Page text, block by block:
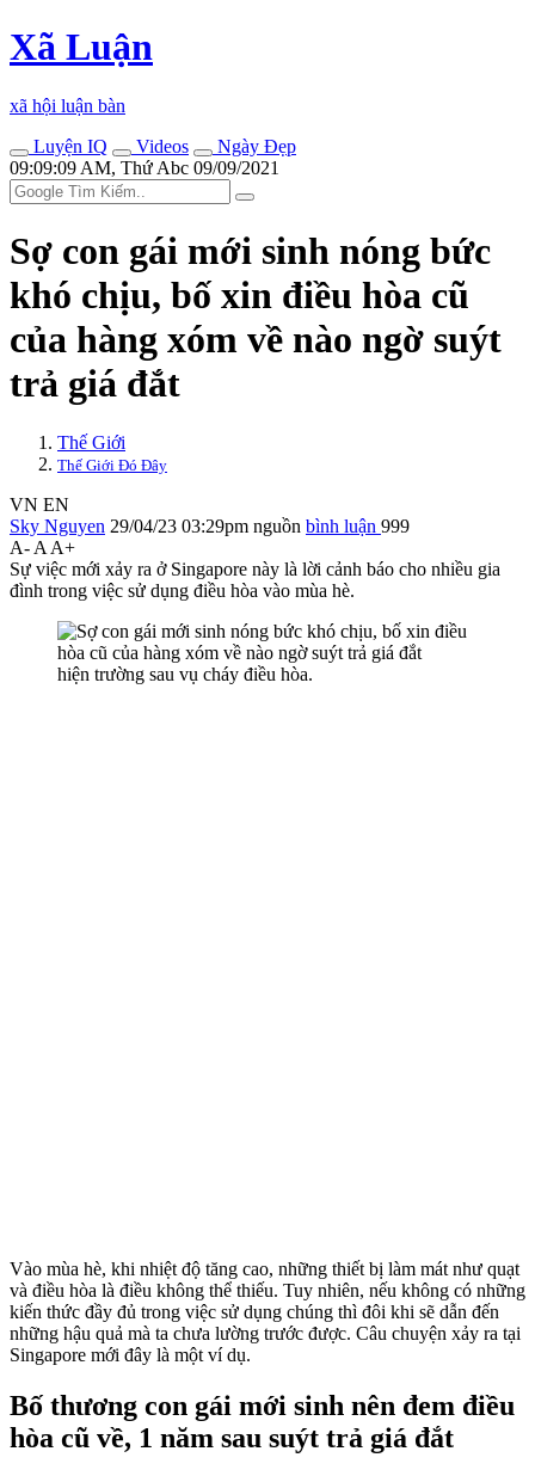
Xã Luận
xã hội luận bàn
Luyện IQ
Videos
Ngày Đẹp
09:09:09 AM, Thứ Abc 09/09/2021
Sợ con gái mới sinh nóng bức
khó chịu, bố xin điều hòa cũ
của hàng xóm về nào ngờ suýt
trả giá đắt
Thế Giới
Thế Giới Đó Đây
VN EN
Sky Nguyen 29/04/23 03:29pm nguồn bình luận 999
A- A A+
Sự việc mới xảy ra ở Singapore này là lời cảnh báo cho nhiều gia
đình trong việc sử dụng điều hòa vào mùa hè.
hiện trường sau vụ cháy điều hòa.
Vào mùa hè, khi nhiệt độ tăng cao, những thiết bị làm mát như quạt
và điều hòa là điều không thể thiếu. Tuy nhiên, nếu không có những
kiến thức đầy đủ trong việc sử dụng chúng thì đôi khi sẽ dẫn đến
những hậu quả mà ta chưa lường trước được. Câu chuyện xảy ra tại
Singapore mới đây là một ví dụ.
Bố thương con gái mới sinh nên đem điều
hòa cũ về, 1 năm sau suýt trả giá đắt